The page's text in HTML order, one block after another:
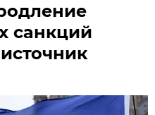
санкций